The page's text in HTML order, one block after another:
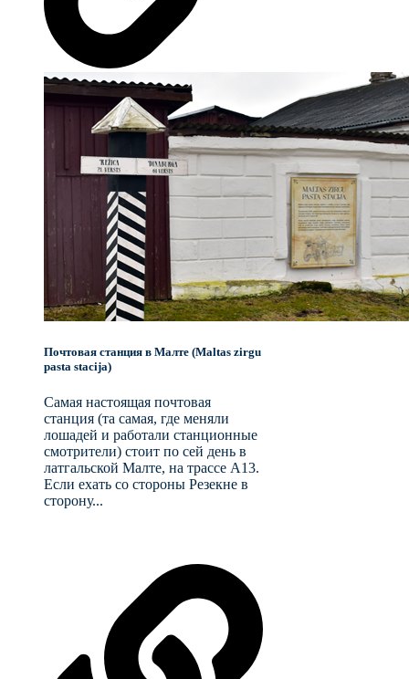
Почтовая станция в Малте (Maltas zirgu
pasta stacija)
Самая настоящая почтовая
станция (та самая, где меняли
лошадей и работали станционные
смотрители) стоит по сей день в
латгальской Малте, на трассе A13.
Если ехать со стороны Резекне в
сторону...